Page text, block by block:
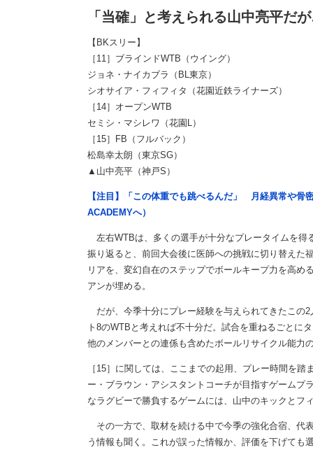
「当確」と考えられる山中亮平だ
【BKスリー】
［11］ブラインドWTB（ウイング）
ジョネ・ナイカブラ（BL東京）
シオサイア・フィフィタ（花園近鉄ライナーズ）
［14］オープンWTB
セミシ・マシレワ（花園L）
［15］FB（フルバック）
松島幸太朗（東京SG）
▲山中亮平（神戸S）
【注目】「この体重でも跳べるんだ」 月経異常や骨
ACADEMYへ）
左右WTBは、多くの選手が十分なプレータイムを得
振り返ると、前回大会後に医師への挑戦に切り替えた
リアを、変幻自在のステップでボールキープ力を高
アンが埋める。
だが、今季十分にプレー経験を与えられてきたこの
ト8のWTBと考えれば不十分だ。試合を重ねるごとに
他のメンバーとの連係も含めたボールリサイクル能力
［15］に関しては、ここまでの起用、プレー時間を
ー・ブラウン・アシスタントコーチが目指すゲームプ
なラグビーで勝負するゲームには、山中のキックとフ
その一方で、取材を続ける中で今季の強化合宿、代
う情報も聞く。これが誤った情報か、評価を下げて